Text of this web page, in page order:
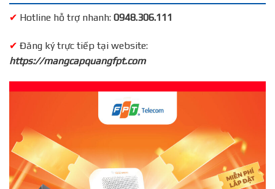
✔ Hotline hỗ trợ nhanh: 0948.306.111
✔ Đăng ký trực tiếp tại website:
https://mangcapquangfpt.com